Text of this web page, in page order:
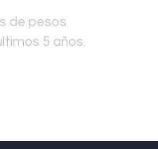
de pesos
5 años.